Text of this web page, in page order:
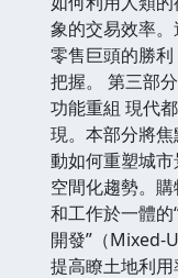
象的交易效率
零售巨頭的勝
把握。 第三部
功能重組 現代
現。本部分將焦
動如何重塑城
空間化趨勢。
和工作於一體的
開發”（Mixed-
提高瞭土地利